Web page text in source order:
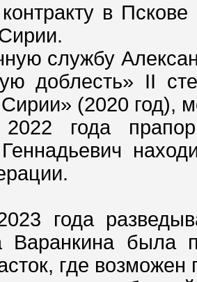
в
службу
доблесть» II
(2020 год),
года
года
Варанкина была
где возможен